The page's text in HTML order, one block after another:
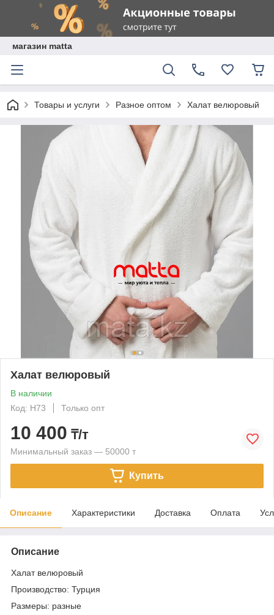
магазин matta
Товары и услуги Разное оптом Халат велюровый
Халат велюровый
В наличии
Код: H73
Только опт
10 400 ₸/т
Минимальный заказ — 50000 т
Купить
Описание Характеристики Доставка Оплата
Описание
Халат велюровый
Производство: Турция
Размеры: разные